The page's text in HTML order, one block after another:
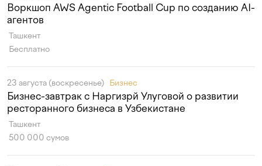
Воркшоп AWS Agentic Football Cup по созданию AI-
агентов
Ташкент
Бесплатно
23 августа (воскресенье) Бизнес
Бизнес-завтрак с Наргизрй Улуговой о развитии
ресторанного бизнеса в Узбекистане
Ташкент
500 000 сумов